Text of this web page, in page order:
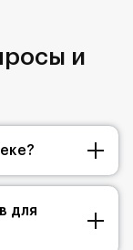
и
для